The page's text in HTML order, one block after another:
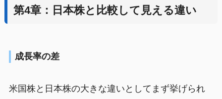
第4章：日本株と比較して見える違い
成長率の差
米国株と日本株の大きな違いとしてまず挙げられ